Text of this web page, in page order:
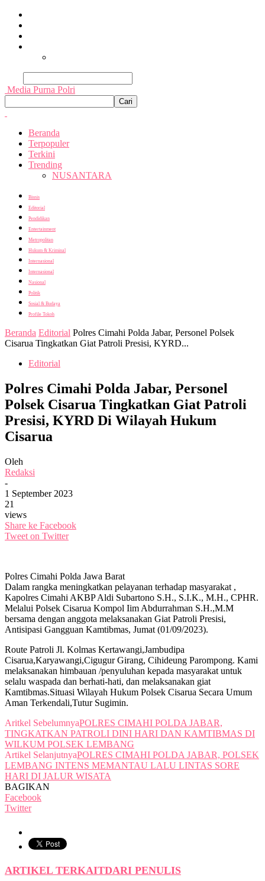
Media Purna Polri
Beranda
Terpopuler
Terkini
Trending
NUSANTARA
Bisnis
Editorial
Pendidikan
Entertainment
Metropolitan
Hukum & Kriminal
Internasional
Internasional
Nasional
Politik
Sosial & Budaya
Profile Tokoh
Beranda Editorial Polres Cimahi Polda Jabar, Personel Polsek
Cisarua Tingkatkan Giat Patroli Presisi, KYRD...
Editorial
Polres Cimahi Polda Jabar, Personel
Polsek Cisarua Tingkatkan Giat Patroli
Presisi, KYRD Di Wilayah Hukum
Cisarua
Oleh
Redaksi
-
1 September 2023
21
views
Share ke Facebook
Tweet on Twitter
Polres Cimahi Polda Jawa Barat
Dalam rangka meningkatkan pelayanan terhadap masyarakat ,
Kapolres Cimahi AKBP Aldi Subartono S.H., S.I.K., M.H., CPHR.
Melalui Polsek Cisarua Kompol Iim Abdurrahman S.H.,M.M
bersama dengan anggota melaksanakan Giat Patroli Presisi,
Antisipasi Gangguan Kamtibmas, Jumat (01/09/2023).
Route Patroli Jl. Kolmas Kertawangi,Jambudipa
Cisarua,Karyawangi,Cigugur Girang, Cihideung Parompong. Kami
melaksanakan himbauan /penyuluhan kepada masyarakat untuk
selalu waspada dan berhati-hati, dan melaksanakan giat
Kamtibmas.Situasi Wilayah Hukum Polsek Cisarua Secara Umum
Aman Terkendali,Tutur Sugimin.
Aritkel SebelumnyaPOLRES CIMAHI POLDA JABAR,
TINGKATKAN PATROLI DINI HARI DAN KAMTIBMAS DI
WILKUM POLSEK LEMBANG
Artikel SelanjutnyaPOLRES CIMAHI POLDA JABAR, POLSEK
LEMBANG INTENS MEMANTAU LALU LINTAS SORE
HARI DI JALUR WISATA
BAGIKAN
Facebook
Twitter
ARTIKEL TERKAITDARI PENULIS